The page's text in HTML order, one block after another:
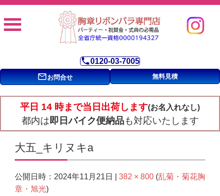
phone0120-03-7005
mail_outlineお問合せ 無料見積
平日 14 時まで当日出荷します(お名入れなし)
都内は即日バイク便納品も対応いたします
大五_キリヌキa
公開日時： 2024年11月21日 382 × 800 (乱菊・菊花胸
章・旭光)